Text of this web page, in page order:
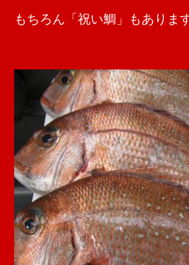
もちろん「祝い鯛」もありま